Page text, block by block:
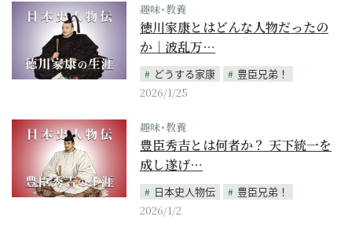
趣味･教養
徳川家康とはどんな人物だったの
か｜波乱万…
どうする家康
豊臣兄弟！
2026/1/25
趣味･教養
豊臣秀吉とは何者か？ 天下統一を
成し遂げ…
日本史人物伝
豊臣兄弟！
2026/1/2